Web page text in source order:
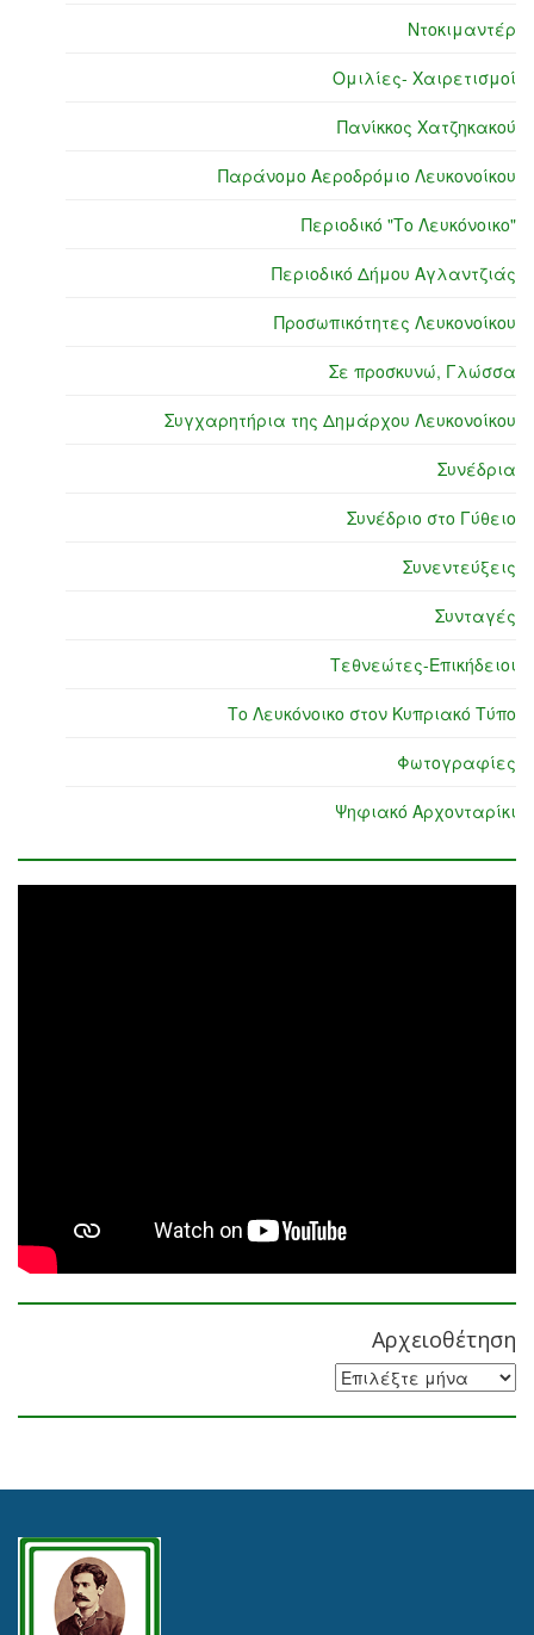
Ντοκιμαντέρ
Ομιλίες- Χαιρετισμοί
Πανίκκος Χατζηκακού
Παράνομο Αεροδρόμιο Λευκονοίκου
Περιοδικό "Το Λευκόνοικο"
Περιοδικό Δήμου Αγλαντζιάς
Προσωπικότητες Λευκονοίκου
Σε προσκυνώ, Γλώσσα
Συγχαρητήρια της Δημάρχου Λευκονοίκου
Συνέδρια
Συνέδριο στο Γύθειο
Συνεντεύξεις
Συνταγές
Τεθνεώτες-Επικήδειοι
Το Λευκόνοικο στον Κυπριακό Τύπο
Φωτογραφίες
Ψηφιακό Αρχονταρίκι
Αρχειοθέτηση
Αρχειοθέτηση